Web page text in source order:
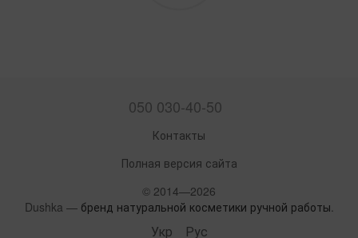
050 030-40-50
Контакты
Полная версия сайта
© 2014—2026
Dushka — бренд натуральной косметики ручной работы
Укр Рус